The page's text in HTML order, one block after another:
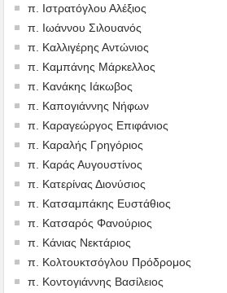
π. Ιστρατόγλου Αλέξιος
π. Ιωάννου Σιλουανός
π. Καλλιγέρης Αντώνιος
π. Καμπάνης Μάρκελλος
π. Κανάκης Ιάκωβος
π. Καπογιάννης Νήφων
π. Καραγεώργος Επιφάνιος
π. Καραλής Γρηγόριος
π. Καράς Αυγουστίνος
π. Κατερίνας Διονύσιος
π. Κατσαμπάκης Ευστάθιος
π. Κατσαρός Φανούριος
π. Κάνιας Νεκτάριος
π. Κολτουκτσόγλου Πρόδρομος
π. Κοντογιάννης Βασίλειος